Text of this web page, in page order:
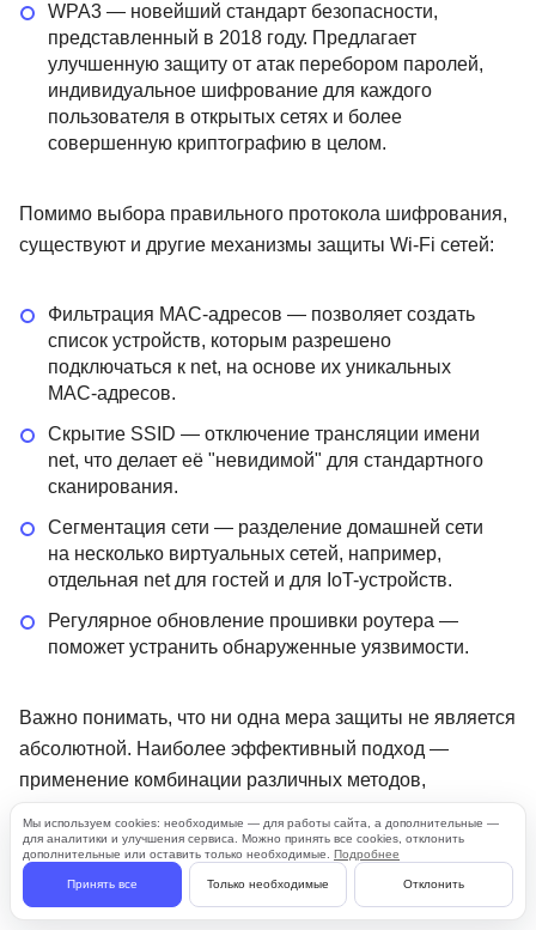
WPA3 — новейший стандарт безопасности,
представленный в 2018 году. Предлагает
улучшенную защиту от атак перебором паролей,
индивидуальное шифрование для каждого
пользователя в открытых сетях и более
совершенную криптографию в целом.
Помимо выбора правильного протокола шифрования,
существуют и другие механизмы защиты Wi-Fi сетей:
Фильтрация MAC-адресов — позволяет создать
список устройств, которым разрешено
подключаться к net, на основе их уникальных
MAC-адресов.
Скрытие SSID — отключение трансляции имени
net, что делает её "невидимой" для стандартного
сканирования.
Сегментация сети — разделение домашней сети
на несколько виртуальных сетей, например,
отдельная net для гостей и для IoT-устройств.
Регулярное обновление прошивки роутера —
поможет устранить обнаруженные уязвимости.
Важно понимать, что ни одна мера защиты не является
абсолютной. Наиболее эффективный подход —
применение комбинации различных методов,
условия использования net.
Чем опасны открытые сети
Мы используем cookies: необходимые — для работы сайта, а дополнительные —
для аналитики и улучшения сервиса. Можно принять все cookies, отклонить
дополнительные или оставить только необходимые. Подробнее
Принять все Только необходимые Отклонить